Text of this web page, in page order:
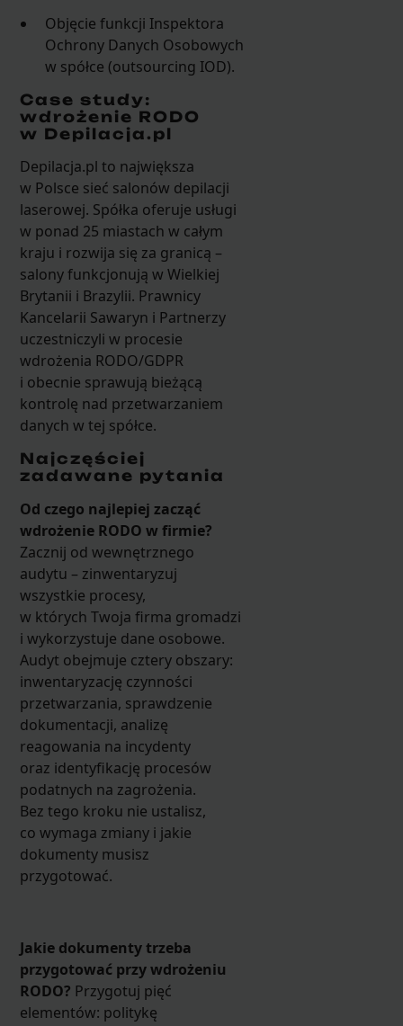
Objęcie funkcji Inspektora
Ochrony Danych Osobowych
w spółce (outsourcing IOD).
Case study:
wdrożenie RODO
w Depilacja.pl
Depilacja.pl to największa
w Polsce sieć salonów depilacji
laserowej. Spółka oferuje usługi
w ponad 25 miastach w całym
kraju i rozwija się za granicą –
salony funkcjonują w Wielkiej
Brytanii i Brazylii. Prawnicy
Kancelarii Sawaryn i Partnerzy
uczestniczyli w procesie
wdrożenia RODO/GDPR
i obecnie sprawują bieżącą
kontrolę nad przetwarzaniem
danych w tej spółce.
Najczęściej
zadawane pytania
Od czego najlepiej zacząć
wdrożenie RODO w firmie?
Zacznij od wewnętrznego
audytu – zinwentaryzuj
wszystkie procesy,
w których Twoja firma gromadzi
i wykorzystuje dane osobowe.
Audyt obejmuje cztery obszary:
inwentaryzację czynności
przetwarzania, sprawdzenie
dokumentacji, analizę
reagowania na incydenty
oraz identyfikację procesów
podatnych na zagrożenia.
Bez tego kroku nie ustalisz,
co wymaga zmiany i jakie
dokumenty musisz
przygotować.
Jakie dokumenty trzeba
przygotować przy wdrożeniu
RODO? Przygotuj pięć
elementów: politykę